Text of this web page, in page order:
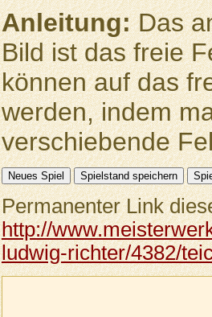
Anleitung:Das
Bild ist das freie
können auf das
werden, indem
verschiebende
Permanenter Link
http://
ludwig-richter/4382/